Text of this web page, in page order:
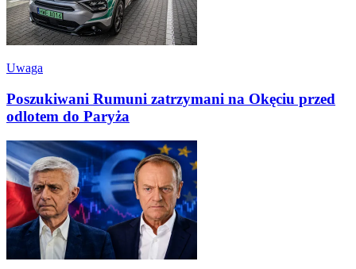
Uwaga
Poszukiwani Rumuni zatrzymani na Okęciu przed
odlotem do Paryża